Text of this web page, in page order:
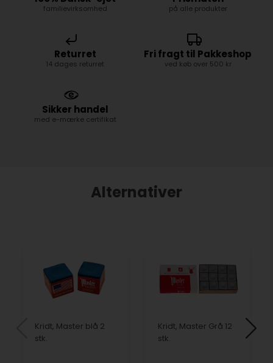
familievirksomhed på alle produkter
Returret
14 dages returret
Fri fragt til Pakkeshop
ved køb over 500 kr
Sikker handel
med e-mærke certifikat
Alternativer
Kridt, Master blå 2
stk.
Kridt, Master Grå 12
stk.